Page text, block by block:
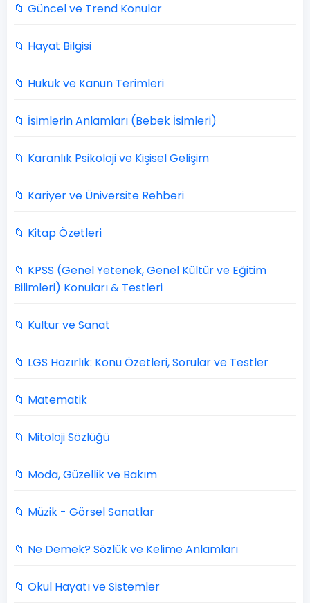
📁 Güncel ve Trend Konular
📁 Hayat Bilgisi
📁 Hukuk ve Kanun Terimleri
📁 İsimlerin Anlamları (Bebek İsimleri)
📁 Karanlık Psikoloji ve Kişisel Gelişim
📁 Kariyer ve Üniversite Rehberi
📁 Kitap Özetleri
📁 KPSS (Genel Yetenek, Genel Kültür ve Eğitim
Bilimleri) Konuları & Testleri
📁 Kültür ve Sanat
📁 LGS Hazırlık: Konu Özetleri, Sorular ve Testler
📁 Matematik
📁 Mitoloji Sözlüğü
📁 Moda, Güzellik ve Bakım
📁 Müzik - Görsel Sanatlar
📁 Ne Demek? Sözlük ve Kelime Anlamları
📁 Okul Hayatı ve Sistemler